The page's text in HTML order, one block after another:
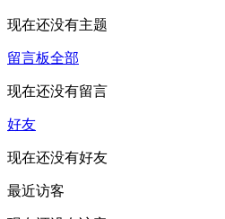
现在还没有主题
留言板全部
现在还没有留言
好友
现在还没有好友
最近访客